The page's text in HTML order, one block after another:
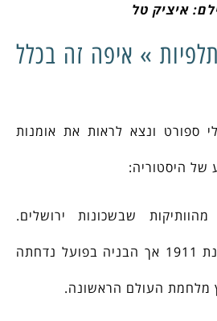
איציק טל
» איפה זה בכלל
ספורט ונצא לראות את אומנות
של היסטוריה:
שבשכונות ירושלים.
תיכנונה החל כבר בשנת 1911 אך הבניה בפועל נדחתה
מלחמת העולם הראשונה.